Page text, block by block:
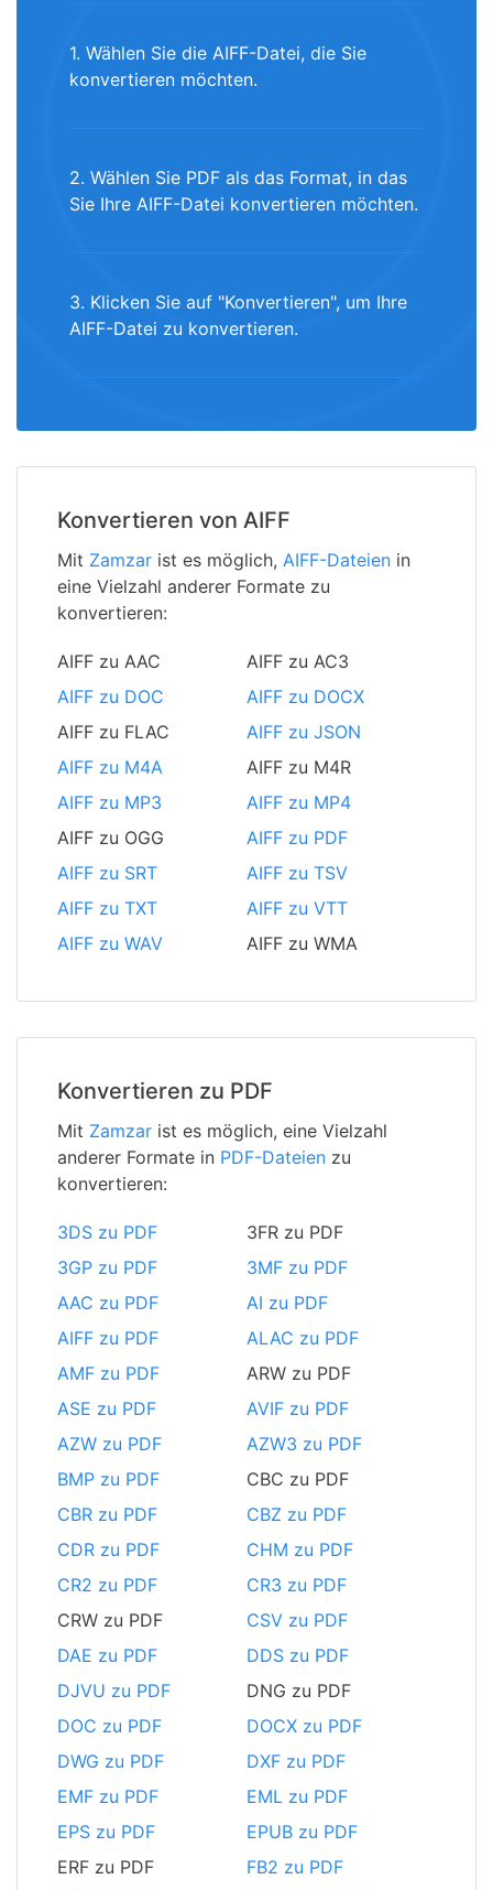
1. Wählen Sie die AIFF-Datei, die Sie
konvertieren möchten.
2. Wählen Sie PDF als das Format, in das
Sie Ihre AIFF-Datei konvertieren möchten.
3. Klicken Sie auf "Konvertieren", um Ihre
AIFF-Datei zu konvertieren.
Konvertieren von AIFF
Mit Zamzar ist es möglich, AIFF-Dateien in
eine Vielzahl anderer Formate zu
konvertieren:
AIFF zu AAC
AIFF zu AC3
AIFF zu DOC
AIFF zu DOCX
AIFF zu FLAC
AIFF zu JSON
AIFF zu M4A
AIFF zu M4R
AIFF zu MP3
AIFF zu MP4
AIFF zu OGG
AIFF zu PDF
AIFF zu SRT
AIFF zu TSV
AIFF zu TXT
AIFF zu VTT
AIFF zu WAV
AIFF zu WMA
Konvertieren zu PDF
Mit Zamzar ist es möglich, eine Vielzahl
anderer Formate in PDF-Dateien zu
konvertieren:
3DS zu PDF
3FR zu PDF
3GP zu PDF
3MF zu PDF
AAC zu PDF
AI zu PDF
AIFF zu PDF
ALAC zu PDF
AMF zu PDF
ARW zu PDF
ASE zu PDF
AVIF zu PDF
AZW zu PDF
AZW3 zu PDF
BMP zu PDF
CBC zu PDF
CBR zu PDF
CBZ zu PDF
CDR zu PDF
CHM zu PDF
CR2 zu PDF
CR3 zu PDF
CRW zu PDF
CSV zu PDF
DAE zu PDF
DDS zu PDF
DJVU zu PDF
DNG zu PDF
DOC zu PDF
DOCX zu PDF
DWG zu PDF
DXF zu PDF
EMF zu PDF
EML zu PDF
EPS zu PDF
EPUB zu PDF
ERF zu PDF
FB2 zu PDF